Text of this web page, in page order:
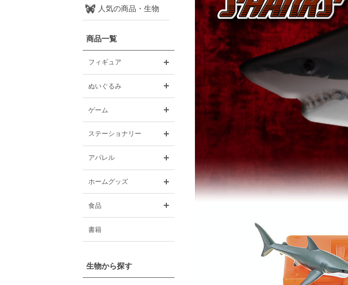
人気の商品・生物
商品一覧
フィギュア
ぬいぐるみ
ゲーム
ステーショナリー
アパレル
ホームグッズ
食品
書籍
生物から探す